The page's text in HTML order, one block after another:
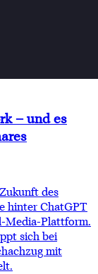
– und es
des
hinter ChatGPT
Media-Plattform.
sich bei
mit